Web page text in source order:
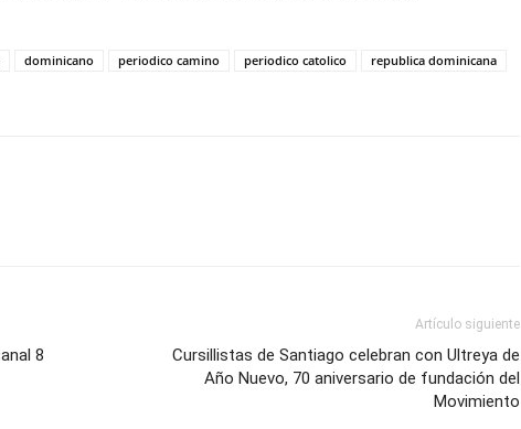
dominicano periodico camino periodico catolico
republica dominicana
8
Artículo siguiente
Cursillistas de Santiago celebran con Ultreya de
Año Nuevo, 70 aniversario de fundación del
Movimiento